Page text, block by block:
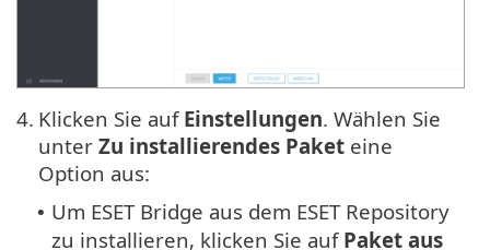
4. Klicken Sie auf Einstellungen. Wählen Sie
unter Zu installierendes Paket eine
Option aus:
• Um ESET Bridge aus dem ESET Repository
zu installieren, klicken Sie auf Paket aus